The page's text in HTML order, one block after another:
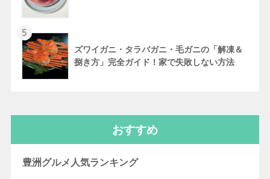
5
ズワイガニ・タラバガニ・毛ガニの「解凍＆
捌き方」完全ガイド！家で失敗しない方法
おすすめ
豊洲グルメ人気ランキング